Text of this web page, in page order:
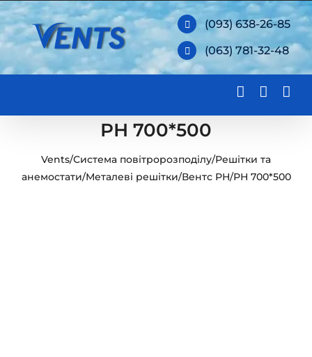
Skip
to
content
(093) 638-26-85
(063) 781-32-48
РН 700*500
Vents/Система повітророзподілу/Решітки та
анемостати/Металеві решітки/Вентс РН/РН 700*500